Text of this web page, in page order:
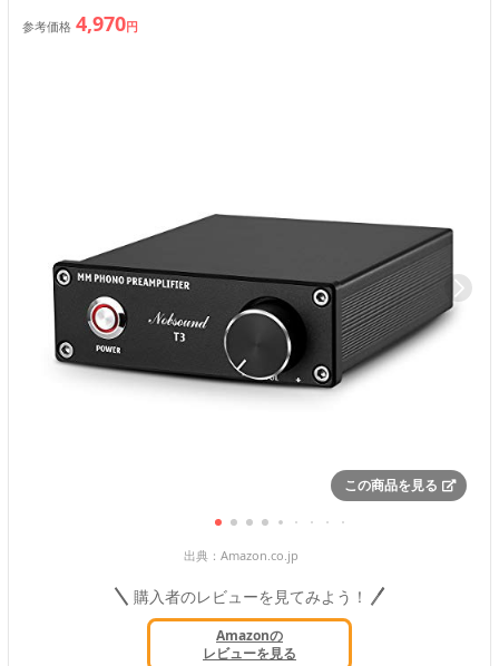
参考価格 4,970円
この商品を見る
出典： Amazon.co.jp
購入者のレビューを見てみよう！
Amazonの
レビューを見る